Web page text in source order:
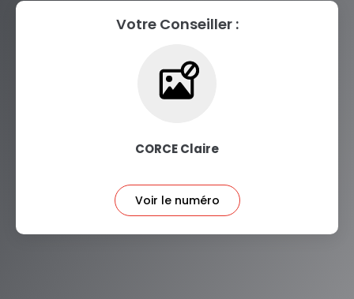
Votre Conseiller :
CORCE Claire
Voir le numéro